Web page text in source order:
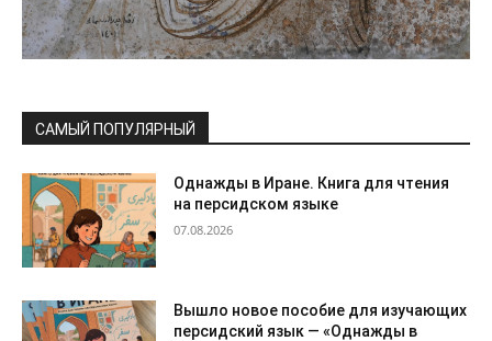
САМЫЙ ПОПУЛЯРНЫЙ
Однажды в Иране. Книга для чтения
на персидском языке
07.08.2026
Вышло новое пособие для изучающих
персидский язык — «Однажды в